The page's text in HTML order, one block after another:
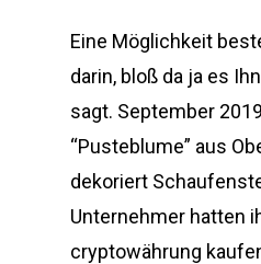
Eine Möglichkeit
darin, bloß da ja es
sagt. September
“Pusteblume” aus
dekoriert
Unternehmer hatten
cryptowährung